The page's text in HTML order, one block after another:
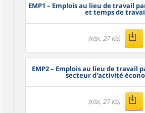
EMP1 – Emplois au lieu de travail
et temps de
(xlsx, 27 Ko)
EMP2– Emplois au lieu de travail
secteur d'activité
(xlsx, 27 Ko)